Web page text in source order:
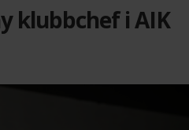
klubbchef i AIK